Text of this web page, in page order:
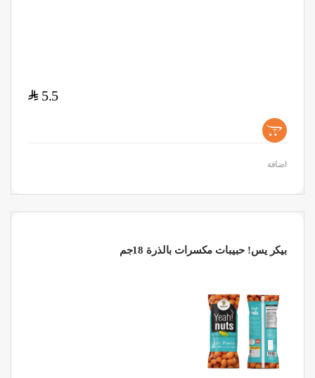
5.5
$
+
اضافة
بيكر يس! حبيبات مكسرات بالذرة 18جم